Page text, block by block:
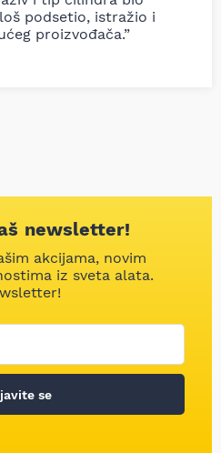
podsetio, istražio i
proizvođača.”
newsletter!
akcijama, novim
iz sveta alata.
se